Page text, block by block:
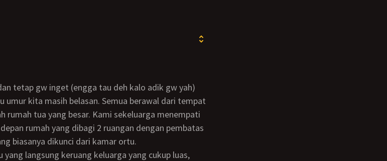
umur kita masih belasan. Semua berawal dari tempat
rumah tua yang besar. Kami sekeluarga menempati
rumah yang dibagi 2 ruangan dengan pembatas
biasanya dikunci dari kamar ortu.